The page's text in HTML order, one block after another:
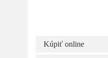
Kúpiť online